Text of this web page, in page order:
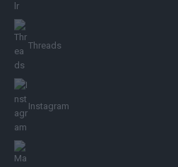
Threads
Instagram